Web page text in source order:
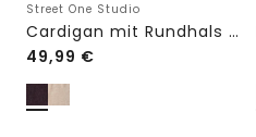
Street One Studio
Cardigan mit Rundhals und Knöpfen
49,99 €